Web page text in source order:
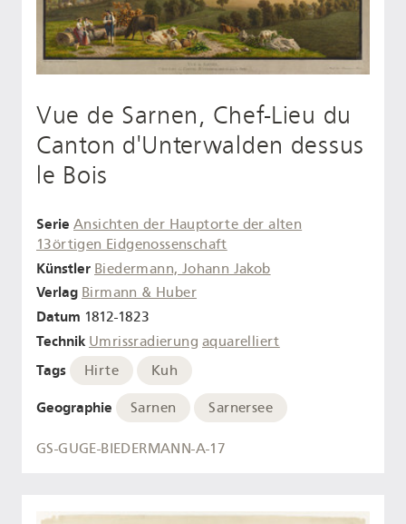
Vue de Sarnen, Chef-Lieu du
Canton d'Unterwalden dessus
le Bois
Serie Ansichten der Hauptorte der alten
13örtigen Eidgenossenschaft
Künstler Biedermann, Johann Jakob
Verlag Birmann & Huber
Datum 1812-1823
Technik Umrissradierung aquarelliert
Tags Hirte Kuh
Geographie Sarnen Sarnersee
GS-GUGE-BIEDERMANN-A-17